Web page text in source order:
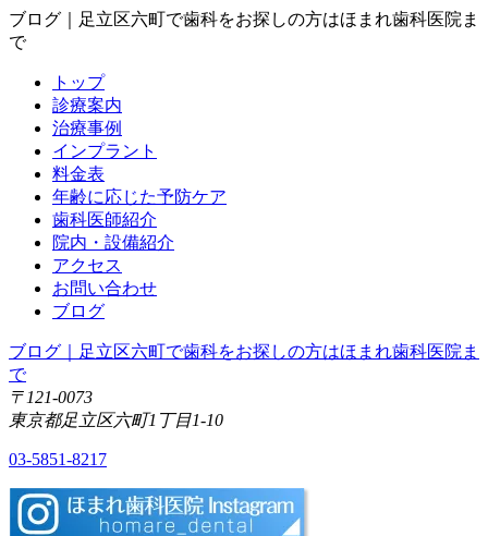
ブログ｜足立区六町で歯科をお探しの方はほまれ歯科医院ま
で
トップ
診療案内
治療事例
インプラント
料金表
年齢に応じた予防ケア
歯科医師紹介
院内・設備紹介
アクセス
お問い合わせ
ブログ
ブログ｜足立区六町で歯科をお探しの方はほまれ歯科医院ま
で
〒121-0073
東京都足立区六町1丁目1-10
03-5851-8217